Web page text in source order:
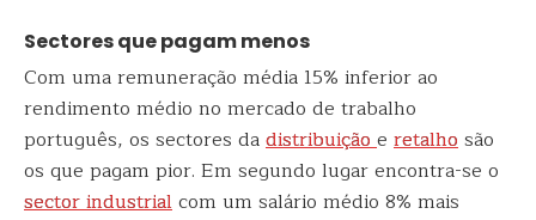
Sectores que pagam menos
Com uma remuneração média 15% inferior ao
rendimento médio no mercado de trabalho
português, os sectores dadistribuiçãoe retalhosão
os que pagam pior. Em segundo lugar encontra-se o
sector industrialcom um salário médio 8% mais